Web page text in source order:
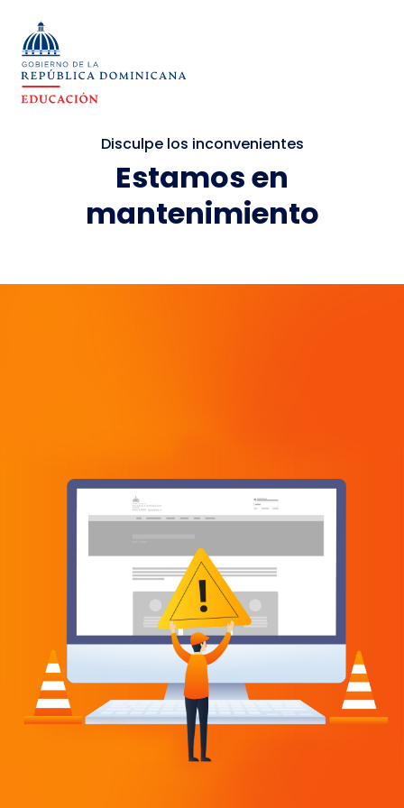
Disculpe los inconvenientes
Estamos en
mantenimiento